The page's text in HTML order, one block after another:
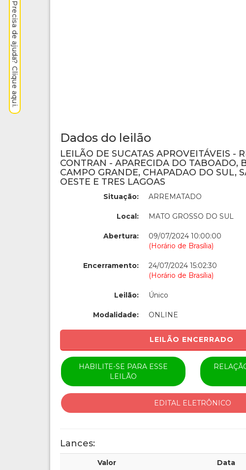
Dados do leilão
LEILÃO DE SUCATAS APROVEITÁVEIS -
CONTRAN - APARECIDA DO TABOADO,
CAMPO GRANDE, CHAPADAO DO SUL,
OESTE E TRES LAGOAS
Situação: ARREMATADO
Local: MATO GROSSO DO SUL
Abertura:
09/07/2024 10:00:00
(Horário de Brasília)
Encerramento:
24/07/2024 15:02:30
(Horário de Brasília)
Leilão: Único
Modalidade: ONLINE
LEILÃO ENCERRADO
HABILITE-SE PARA ESSE
LEILÃO
EDITAL ELETRÔNICO
Lances:
Valor Data
Precisa de ajuda? Clique aqui.